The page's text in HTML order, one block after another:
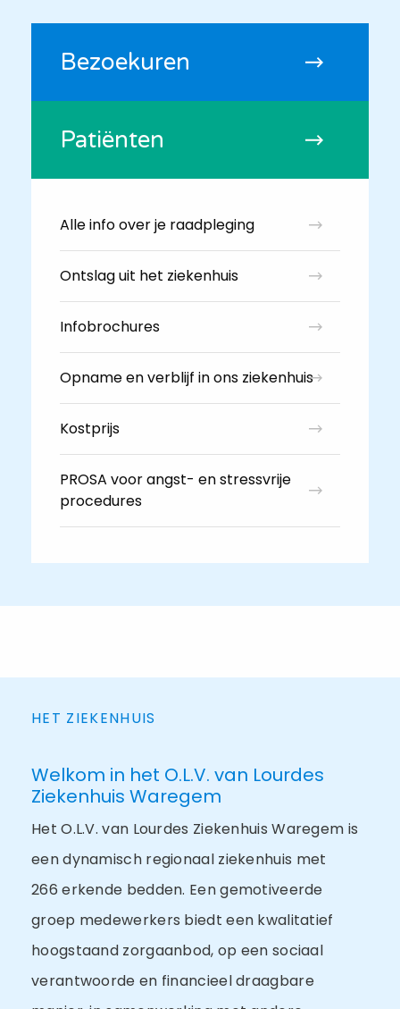
Bezoekuren
Patiënten
Alle info over je raadpleging
Ontslag uit het ziekenhuis
Infobrochures
Opname en verblijf in ons ziekenhuis
Kostprijs
PROSA voor angst- en stressvrije
procedures
HET ZIEKENHUIS
Welkom in het O.L.V. van Lourdes
Ziekenhuis Waregem
Het O.L.V. van Lourdes Ziekenhuis Waregem is
een dynamisch regionaal ziekenhuis met
266 erkende bedden. Een gemotiveerde
groep medewerkers biedt een kwalitatief
hoogstaand zorgaanbod, op een sociaal
verantwoorde en financieel draagbare